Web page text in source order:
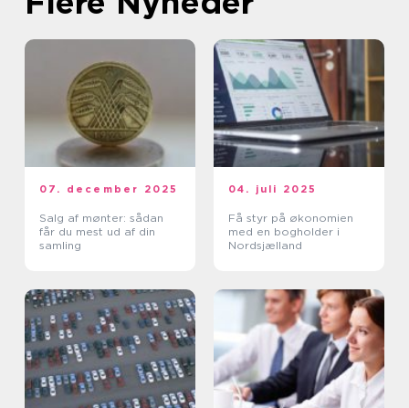
07. december 2025
Salg af mønter: sådan
får du mest ud af din
samling
04. juli 2025
Få styr på økonomien
med en bogholder i
Nordsjælland